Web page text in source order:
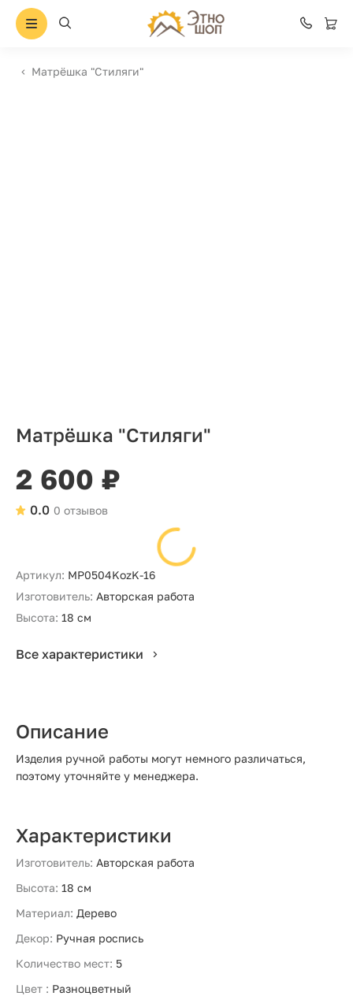
Матрёшка "Стиляги"
Матрёшка "Стиляги"
2 600 ₽
0 отзывов
0.0
Артикул: MP0504KozK-16
Изготовитель: Авторская работа
Высота: 18 см
Все характеристики
Описание
Изделия ручной работы могут немного различаться,
поэтому уточняйте у менеджера.
Характеристики
Изготовитель: Авторская работа
Высота: 18 см
Материал: Дерево
Декор: Ручная роспись
Количество мест: 5
Цвет : Разноцветный